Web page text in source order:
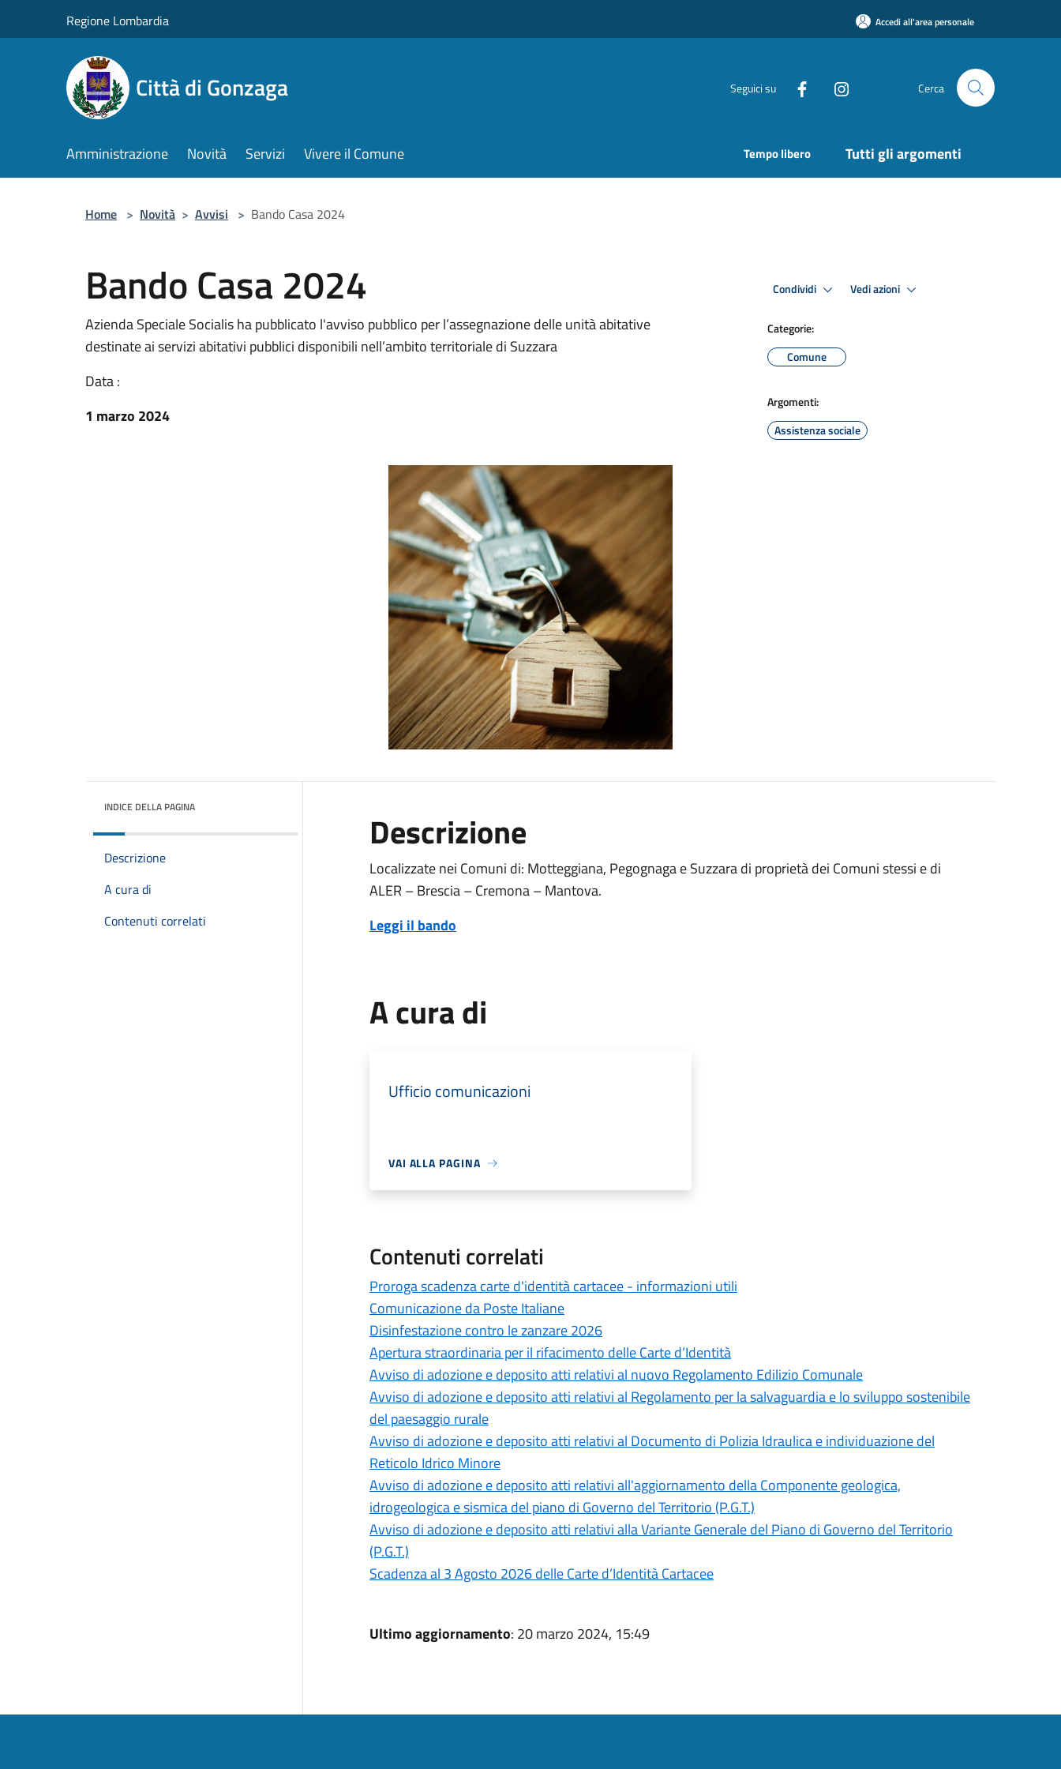
Regione Lombardia Accedi all'area personale
Città di Gonzaga Seguici su Cerca
Amministrazione Novità Servizi Vivere il Comune Tempo libero Tutti gli argomenti
Home > Novità > Avvisi > Bando Casa 2024
Bando Casa 2024
Azienda Speciale Socialis ha pubblicato l'avviso pubblico per l’assegnazione delle unità abitative
destinate ai servizi abitativi pubblici disponibili nell’ambito territoriale di Suzzara
Data :
1 marzo 2024
Condividi Vedi azioni
Categorie:
Comune
Argomenti:
Assistenza sociale
INDICE DELLA PAGINA
Descrizione
A cura di
Contenuti correlati
Descrizione
Localizzate nei Comuni di: Motteggiana, Pegognaga e Suzzara di proprietà dei Comuni stessi e di
ALER – Brescia – Cremona – Mantova.
Leggi il bando
A cura di
Ufficio comunicazioni
VAI ALLA PAGINA
Contenuti correlati
Proroga scadenza carte d'identità cartacee - informazioni utili
Comunicazione da Poste Italiane
Disinfestazione contro le zanzare 2026
Apertura straordinaria per il rifacimento delle Carte d’Identità
Avviso di adozione e deposito atti relativi al nuovo Regolamento Edilizio Comunale
Avviso di adozione e deposito atti relativi al Regolamento per la salvaguardia e lo sviluppo sostenibile
del paesaggio rurale
Avviso di adozione e deposito atti relativi al Documento di Polizia Idraulica e individuazione del
Reticolo Idrico Minore
Avviso di adozione e deposito atti relativi all'aggiornamento della Componente geologica,
idrogeologica e sismica del piano di Governo del Territorio (P.G.T.)
Avviso di adozione e deposito atti relativi alla Variante Generale del Piano di Governo del Territorio
(P.G.T.)
Scadenza al 3 Agosto 2026 delle Carte d’Identità Cartacee
Ultimo aggiornamento: 20 marzo 2024, 15:49